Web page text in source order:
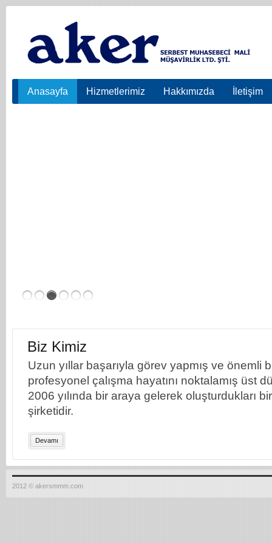
Anasayfa Hizmetlerimiz Hakkımızda İletişim
Biz Kimiz
Uzun yıllar başarıyla görev yapmış ve önemli
profesyonel çalışma hayatını noktalamış üst
2006 yılında bir araya gelerek oluşturdukları
şirketidir.
Devamı
2012 © akersmmm.com